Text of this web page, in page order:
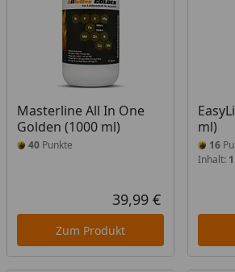
Masterline All In One
Golden (1000 ml)
40 Punkte
Aktueller
39,99 €
Zum Produkt
ml)
16
Inhalt: